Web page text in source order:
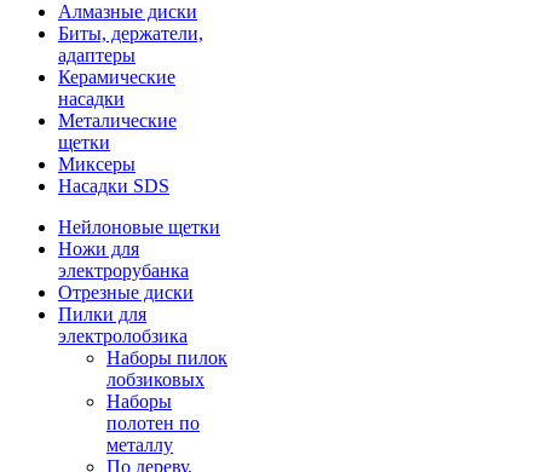
Алмазные диски
Биты, держатели,
адаптеры
Керамические
насадки
Металические
щетки
Миксеры
Насадки SDS
Нейлоновые щетки
Ножи для
электрорубанка
Отрезные диски
Пилки для
электролобзика
Наборы пилок
лобзиковых
Наборы
полотен по
металлу
По дереву,